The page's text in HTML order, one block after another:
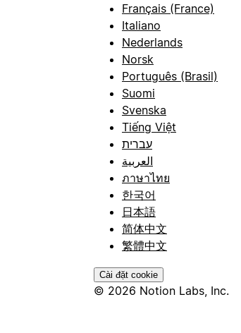
Français (France)
Italiano
Nederlands
Norsk
Português (Brasil)
Suomi
Svenska
Tiếng Việt
עברית
العربية
ภาษาไทย
한국어
日本語
简体中文
繁體中文
Cài đặt cookie
© 2026 Notion Labs, Inc.